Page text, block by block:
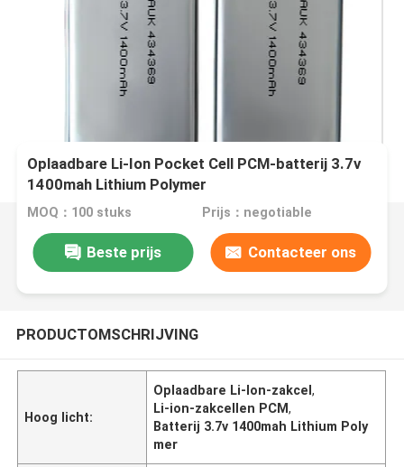
Oplaadbare Li-Ion Pocket Cell PCM-batterij 3.7v
1400mah Lithium Polymer
MOQ：100 stuks Prijs：negotiable
Beste prijs Contacteer ons
PRODUCTOMSCHRIJVING
Hoog licht:
Oplaadbare Li-Ion-zakcel,
Li-ion-zakcellen PCM,
Batterij 3.7v 1400mah Lithium Poly
mer